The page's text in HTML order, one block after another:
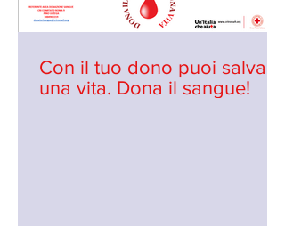
Con il tuo dono puoi salvare
una vita. Dona il sangue!